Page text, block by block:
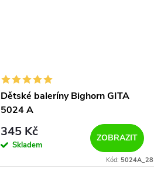
Dětské baleríny Bighorn GITA
5024 A
345 Kč
Skladem
ZOBRAZIT
Kód: 5024A_28